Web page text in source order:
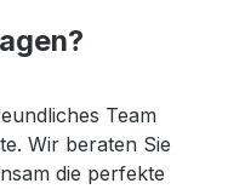
Team
Wir beraten Sie
die perfekte